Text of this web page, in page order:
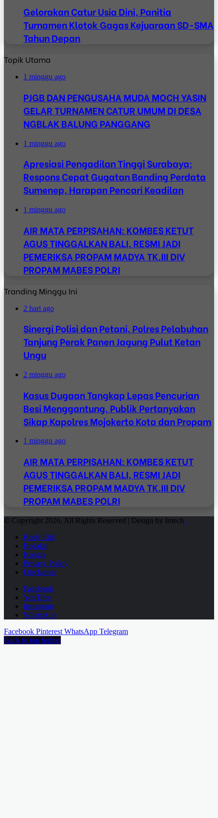
Gelorakan Catur Usia Dini, Panitia
Turnamen Klotok Gagas Kejuaraan SD-SMA
Tahun Depan
Topik Utama
1 minggu ago
PJGB DAN PENGUSAHA MUDA MOCH YASIN
GELAR TURNAMEN CATUR UMUM DI DESA
NGBLAK BALUNG PANGGANG
1 minggu ago
Apresiasi Pengadilan Tinggi Surabaya:
Respons Cepat Gugatan Banding Perdata
Sumenep, Harapan Pencari Keadilan
1 minggu ago
AIR MATA PERPISAHAN: KOMBES KETUT
AGUS TINGGALKAN BALI, RESMI JADI
PEMERIKSA PROPAM MADYA TK.III DIV
PROPAM MABES POLRI
Tranding Minggu Ini
2 hari ago
Sinergi Polisi dan Petani, Polres Pelabuhan
Tanjung Perak Panen Jagung Pulut Ketan
Ungu
2 minggu ago
Kasus Dugaan Tangkap Lepas Pencurian
Besi Menggantung, Publik Pertanyakan
Sikap Kapolres Mojokerto Kota dan Propam
1 minggu ago
AIR MATA PERPISAHAN: KOMBES KETUT
AGUS TINGGALKAN BALI, RESMI JADI
PEMERIKSA PROPAM MADYA TK.III DIV
PROPAM MABES POLRI
© Copyright 2026, All Rights Reserved | Design by Intech .
Kode Etik
Redaksi
Kontak
Privacy Policy
Disclaimer
Facebook
YouTube
Instagram
WhatsApp
Facebook Pinterest WhatsApp Telegram
Back to top button